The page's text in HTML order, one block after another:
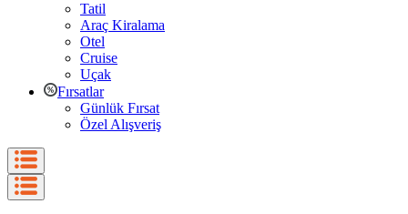
Tatil
Araç Kiralama
Otel
Cruise
Uçak
Fırsatlar
Günlük Fırsat
Özel Alışveriş